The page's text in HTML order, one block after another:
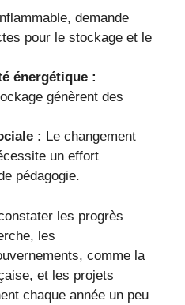
demande
pour le stockage et le
énergétique :
génèrent des
: Le changement
un effort
pédagogie.
les progrès
les
comme la
et les projets
chaque année un peu